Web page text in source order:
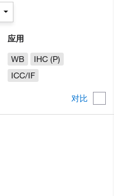
对比
应用
WB
IHC (P)
ICC/IF